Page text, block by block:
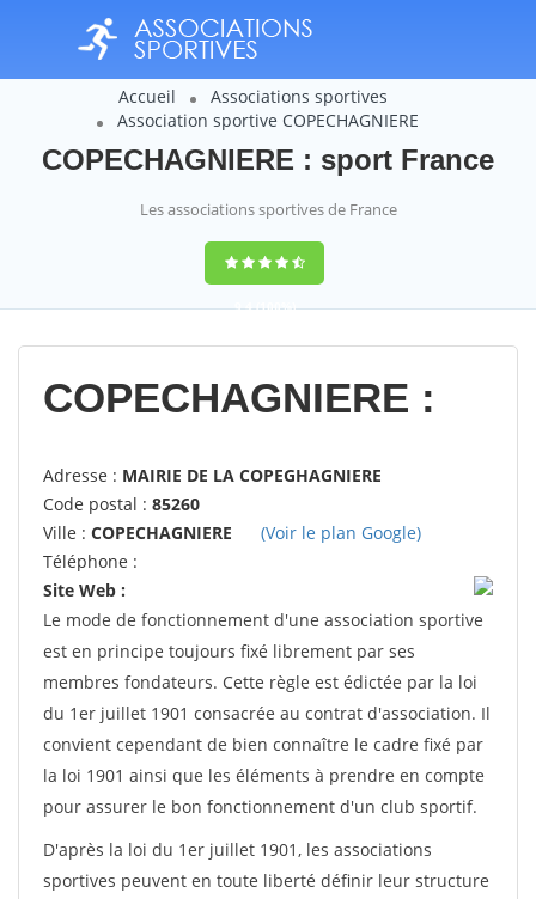
Accueil
Associations sportives
Association sportive COPECHAGNIERE
COPECHAGNIERE : sport France
Les associations sportives de France
9,4(100%)
14358votes
COPECHAGNIERE :
Adresse : MAIRIE DE LA COPEGHAGNIERE
Code postal : 85260
Ville : COPECHAGNIERE
(Voir le plan Google)
Téléphone :
Site Web :
Le mode de fonctionnement d'une association sportive
est en principe toujours fixé librement par ses
membres fondateurs. Cette règle est édictée par la loi
du 1er juillet 1901 consacrée au contrat d'association. Il
convient cependant de bien connaître le cadre fixé par
la loi 1901 ainsi que les éléments à prendre en compte
pour assurer le bon fonctionnement d'un club sportif.
D'après la loi du 1er juillet 1901, les associations
sportives peuvent en toute liberté définir leur structure